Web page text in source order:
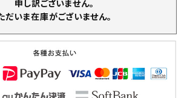
申し訳ございません。
だいま在庫がございません。